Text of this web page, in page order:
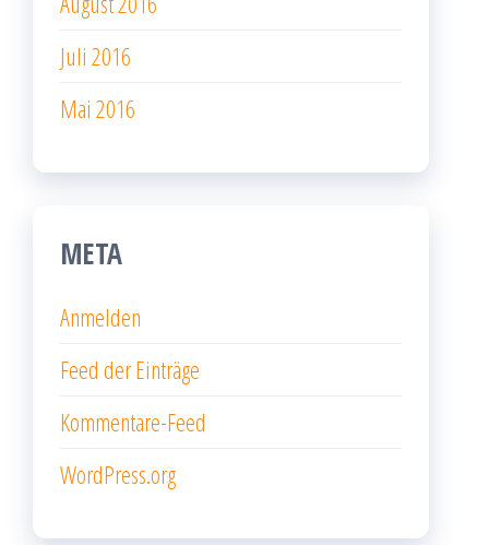
Juli 2016
Mai 2016
META
Anmelden
Feed der Einträge
Kommentare-Feed
WordPress.org